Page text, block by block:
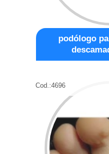
podólogo
Cod.:4696